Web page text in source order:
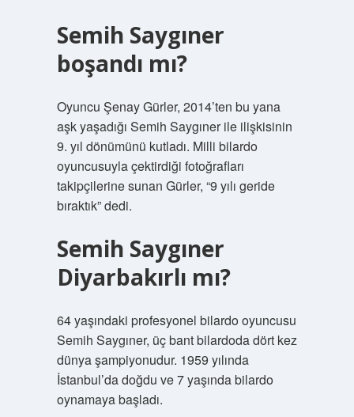
Semih Saygıner
boşandı mı?
Oyuncu Şenay Gürler, 2014’ten bu yana
aşk yaşadığı Semih Saygıner ile ilişkisinin
9. yıl dönümünü kutladı. Milli bilardo
oyuncusuyla çektirdiği fotoğrafları
takipçilerine sunan Gürler, “9 yılı geride
bıraktık” dedi.
Semih Saygıner
Diyarbakırlı mı?
64 yaşındaki profesyonel bilardo oyuncusu
Semih Saygıner, üç bant bilardoda dört kez
dünya şampiyonudur. 1959 yılında
İstanbul’da doğdu ve 7 yaşında bilardo
oynamaya başladı.